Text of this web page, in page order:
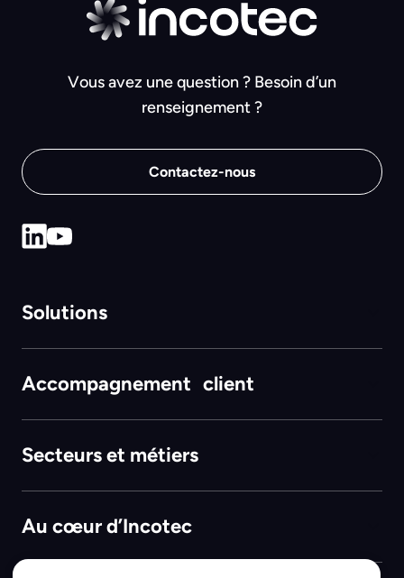
Vous avez une question ? Besoin d’un
renseignement ?
Contactez-nous
Solutions
Accompagnement client
Secteurs et métiers
Au cœur d’Incotec